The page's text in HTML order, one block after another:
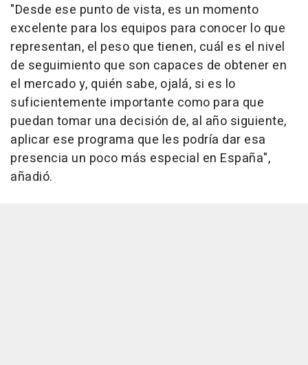
"Desde ese punto de vista, es un momento
excelente para los equipos para conocer lo que
representan, el peso que tienen, cuál es el nivel
de seguimiento que son capaces de obtener en
el mercado y, quién sabe, ojalá, si es lo
suficientemente importante como para que
puedan tomar una decisión de, al año siguiente,
aplicar ese programa que les podría dar esa
presencia un poco más especial en España",
añadió.